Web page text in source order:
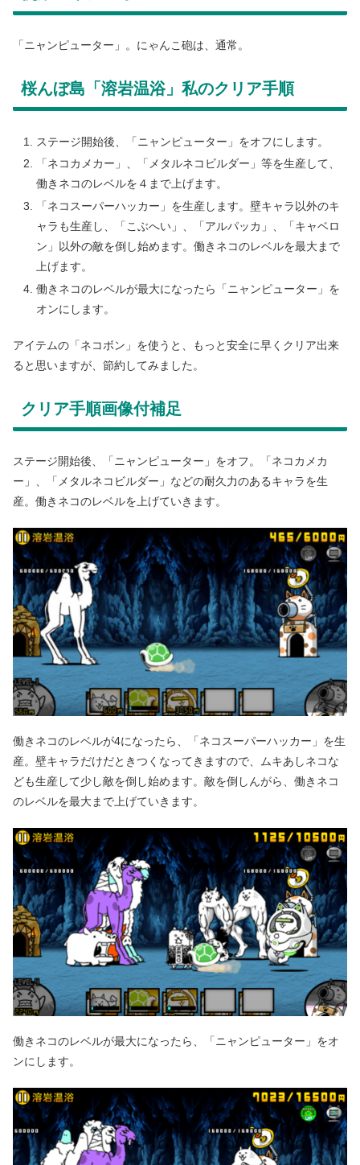
「ニャンピューター」。にゃんこ砲は、通常。
桜んぼ島「溶岩温浴」私のクリア手順
ステージ開始後、「ニャンピューター」をオフにします。
「ネコカメカー」、「メタルネコビルダー」等を生産して、
働きネコのレベルを４まで上げます。
「ネコスーパーハッカー」を生産します。壁キャラ以外のキ
ャラも生産し、「こぶへい」、「アルパッカ」、「キャベロ
ン」以外の敵を倒し始めます。働きネコのレベルを最大まで
上げます。
働きネコのレベルが最大になったら「ニャンピューター」を
オンにします。
アイテムの「ネコボン」を使うと、もっと安全に早くクリア出来
ると思いますが、節約してみました。
クリア手順画像付補足
ステージ開始後、「ニャンピューター」をオフ。「ネコカメカ
ー」、「メタルネコビルダー」などの耐久力のあるキャラを生
産。働きネコのレベルを上げていきます。
働きネコのレベルが4になったら、「ネコスーパーハッカー」を生
産。壁キャラだけだときつくなってきますので、ムキあしネコな
ども生産して少し敵を倒し始めます。敵を倒しんがら、働きネコ
のレベルを最大まで上げていきます。
働きネコのレベルが最大になったら、「ニャンピューター」をオ
ンにします。